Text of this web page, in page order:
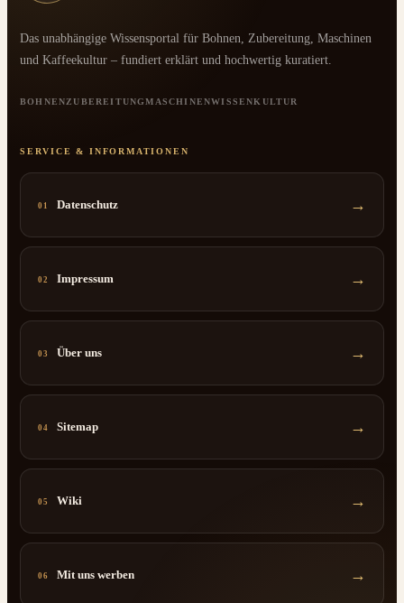
Das unabhängige Wissensportal für Bohnen, Zubereitung, Maschinen
und Kaffeekultur – fundiert erklärt und hochwertig kuratiert.
BOHNENZUBEREITUNGMASCHINENWISSENKULTUR
SERVICE & INFORMATIONEN
01 Datenschutz →
02 Impressum →
03 Über uns →
04 Sitemap →
05 Wiki →
06 Mit uns werben →